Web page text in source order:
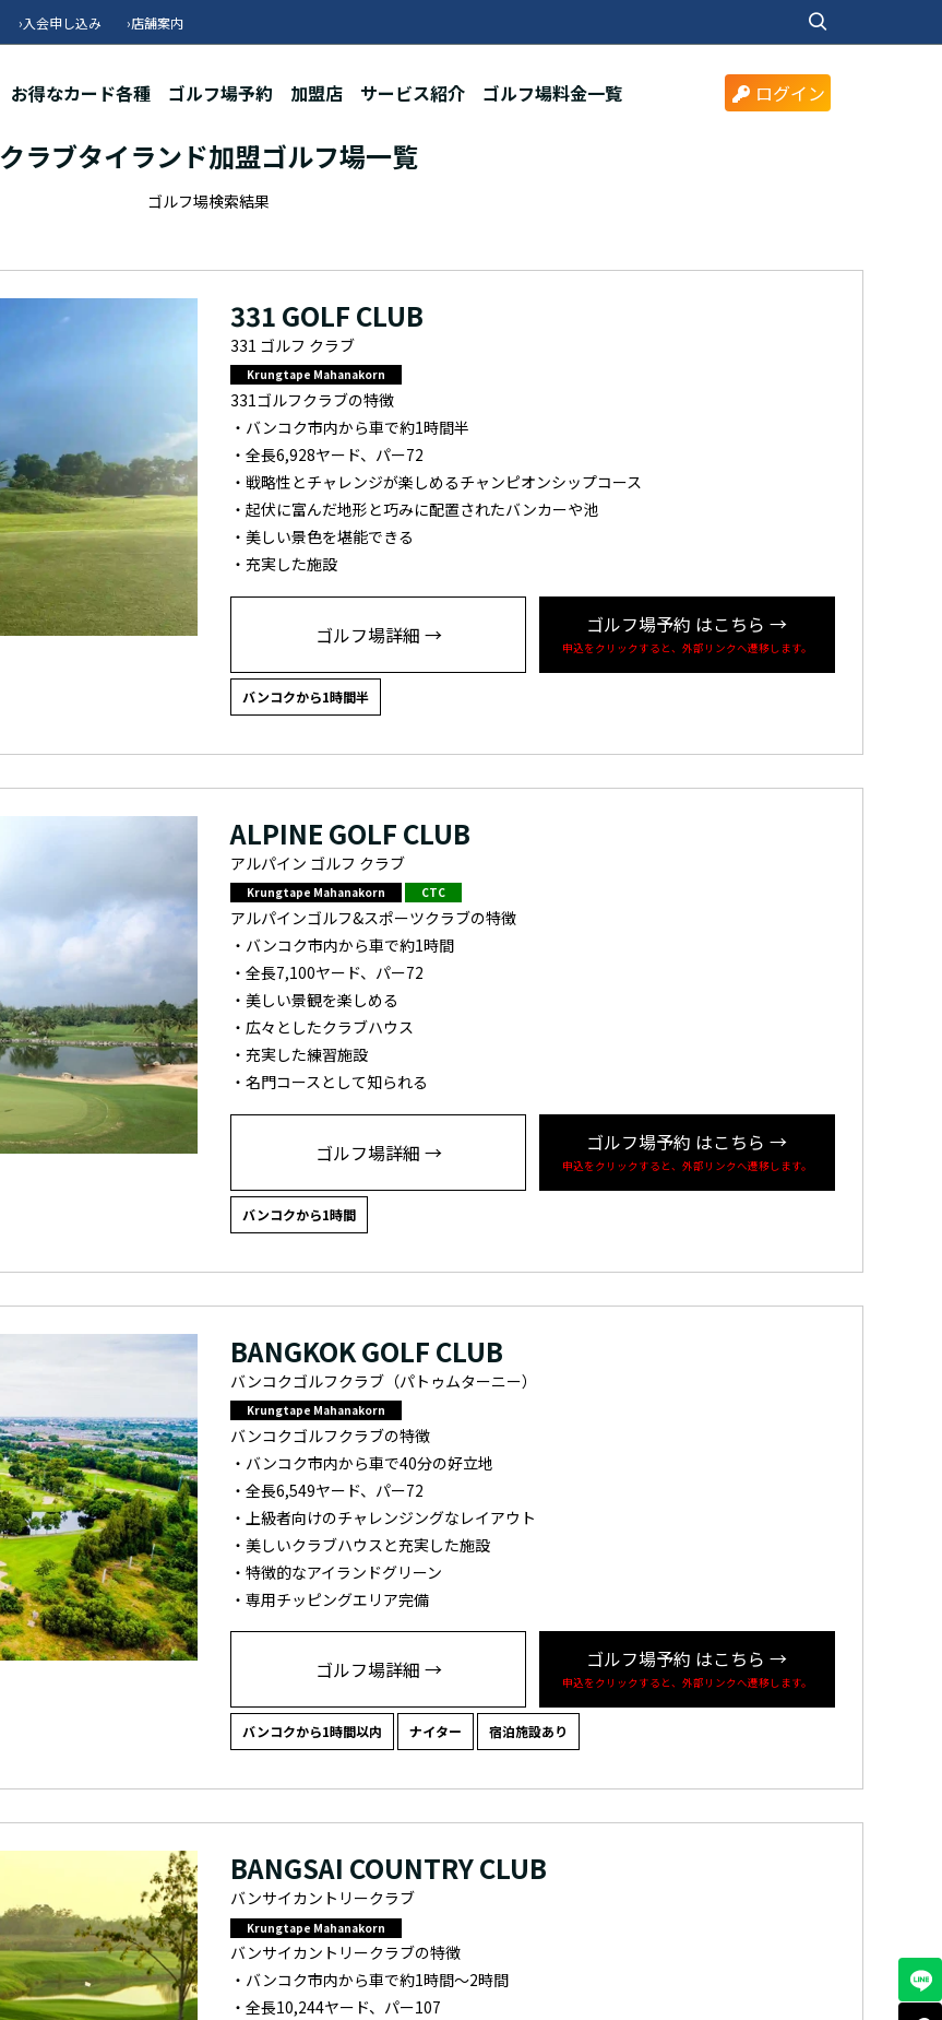
›入会申し込み ›店舗案内
お得なカード各種 ゴルフ場予約 加盟店 サービス紹介 ゴルフ場料金一覧 ログイン
クラブタイランド加盟ゴルフ場一覧
ゴルフ場検索結果
331 GOLF CLUB
331 ゴルフ クラブ
Krungtape Mahanakorn
331ゴルフクラブの特徴
・バンコク市内から車で約1時間半
・全長6,928ヤード、パー72
・戦略性とチャレンジが楽しめるチャンピオンシップコース
・起伏に富んだ地形と巧みに配置されたバンカーや池
・美しい景色を堪能できる
・充実した施設
ゴルフ場詳細 → ゴルフ場予約 はこちら →
申込をクリックすると、外部リンクへ遷移します。
バンコクから1時間半
ALPINE GOLF CLUB
アルパイン ゴルフ クラブ
Krungtape Mahanakorn CTC
アルパインゴルフ&スポーツクラブの特徴
・バンコク市内から車で約1時間
・全長7,100ヤード、パー72
・美しい景観を楽しめる
・広々としたクラブハウス
・充実した練習施設
・名門コースとして知られる
ゴルフ場詳細 → ゴルフ場予約 はこちら →
申込をクリックすると、外部リンクへ遷移します。
バンコクから1時間
BANGKOK GOLF CLUB
バンコクゴルフクラブ（パトゥムターニー）
Krungtape Mahanakorn
バンコクゴルフクラブの特徴
・バンコク市内から車で40分の好立地
・全長6,549ヤード、パー72
・上級者向けのチャレンジングなレイアウト
・美しいクラブハウスと充実した施設
・特徴的なアイランドグリーン
・専用チッピングエリア完備
ゴルフ場詳細 → ゴルフ場予約 はこちら →
申込をクリックすると、外部リンクへ遷移します。
バンコクから1時間以内 ナイター 宿泊施設あり
BANGSAI COUNTRY CLUB
バンサイカントリークラブ
Krungtape Mahanakorn
バンサイカントリークラブの特徴
・バンコク市内から車で約1時間～2時間
・全長10,244ヤード、パー107